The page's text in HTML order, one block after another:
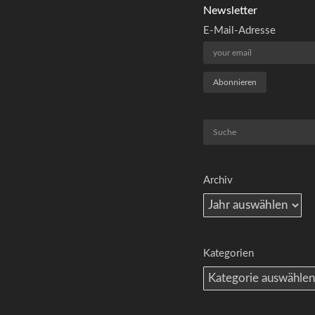
Newsletter
E-Mail-Adresse
Suchen
Archiv
Kategorien